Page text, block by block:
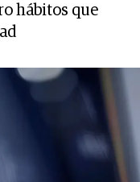
hábitos que